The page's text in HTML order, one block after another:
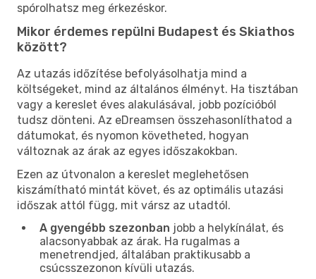
spórolhatsz meg érkezéskor.
Mikor érdemes repülni Budapest és Skiathos
között?
Az utazás időzítése befolyásolhatja mind a
költségeket, mind az általános élményt. Ha tisztában
vagy a kereslet éves alakulásával, jobb pozícióból
tudsz dönteni. Az eDreamsen összehasonlíthatod a
dátumokat, és nyomon követheted, hogyan
változnak az árak az egyes időszakokban.
Ezen az útvonalon a kereslet meglehetősen
kiszámítható mintát követ, és az optimális utazási
időszak attól függ, mit vársz az utadtól.
A gyengébb szezonban jobb a helykínálat, és
alacsonyabbak az árak. Ha rugalmas a
menetrendjed, általában praktikusabb a
csúcsszezonon kívüli utazás.